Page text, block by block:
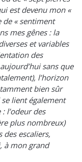
est devenu mon «
de « sentiment
mes gênes : la
et variables
des
sans que
l’horizon
bien sûr
lient également
l’odeur des
plus nombreux)
escaliers,
à mon grand